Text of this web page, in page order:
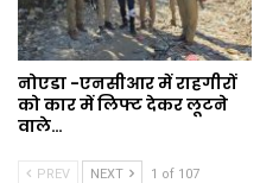
नोएडा -एनसीआर में राहगीरों
को कार में लिफ्ट देकर लूटने
वाले…
PREV NEXT 1 of 107